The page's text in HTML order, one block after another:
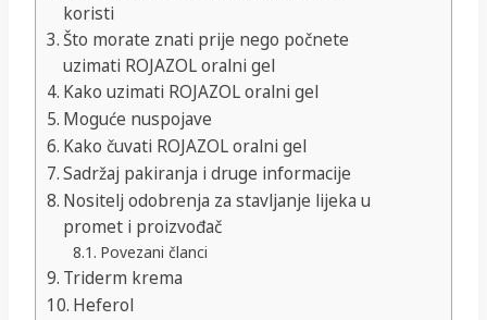
koristi
Što morate znati prije nego počnete
uzimati ROJAZOL oralni gel
Kako uzimati ROJAZOL oralni gel
Moguće nuspojave
Kako čuvati ROJAZOL oralni gel
Sadržaj pakiranja i druge informacije
Nositelj odobrenja za stavljanje lijeka u
promet i proizvođač
Povezani članci
Triderm krema
Heferol